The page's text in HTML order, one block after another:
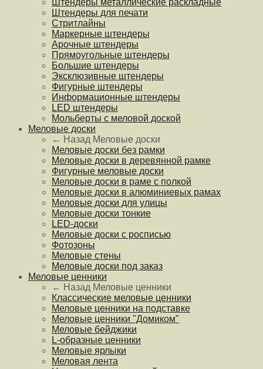
Штендеры для печати
Стритлайны
Маркерные штендеры
Арочные штендеры
Прямоугольные штендеры
Большие штендеры
Эксклюзивные штендеры
Фигурные штендеры
Информационные штендеры
LED штендеры
Мольберты с меловой доской
Меловые доски
← Назад Меловые доски
Меловые доски без рамки
Меловые доски в деревянной рамке
Фигурные меловые доски
Меловые доски в раме с полкой
Меловые доски в алюминиевых рамах
Меловые доски для улицы
Меловые доски тонкие
LED-доски
Меловые доски с росписью
Фотозоны
Меловые стены
Меловые доски под заказ
Меловые ценники
← Назад Меловые ценники
Классические меловые ценники
Меловые ценники на подставке
Меловые ценники "Домиком"
Меловые бейджики
L-образные ценники
Меловые ярлыки
Меловая лента